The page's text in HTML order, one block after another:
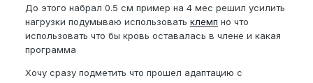
До этого набрал 0.5 см пример на 4 мес решил усилить
нагрузки подумываю использовать клемп но что
использовать что бы кровь оставалась в члене и какая
программа
Хочу сразу подметить что прошел адаптацию с